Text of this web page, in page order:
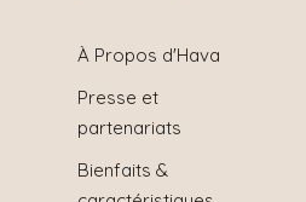
À Propos d'Hava
Presse et
partenariats
Bienfaits &